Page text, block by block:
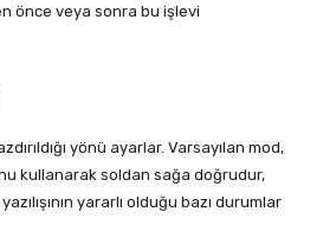
önce veya sonra bu işlevi
yönü ayarlar. Varsayılan mod,
kullanarak soldan sağa doğrudur,
yararlı olduğu bazı durumlar